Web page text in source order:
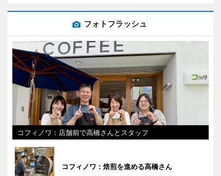
フォトフラッシュ
コフィノワ：店舗前で高橋さんとスタッフ
コフィノワ：焙煎を進める高橋さん